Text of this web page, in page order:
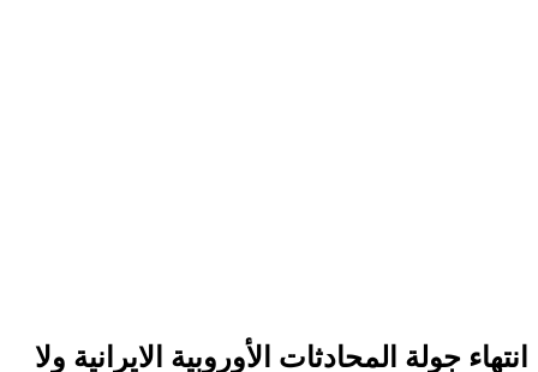
انتهاء جولة المحادثات الأوروبية الايرانية ولا